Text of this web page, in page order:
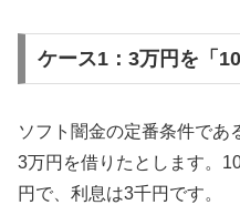
ケース1：3万円を「
ソフト闇金の定番条件であ
3万円を借りたとします。
円で、利息は3千円です。